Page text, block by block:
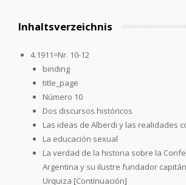
Inhaltsverzeichnis
4.1911=Nr. 10-12
binding
title_page
Número 10
Dos discursos históricos
Las ideas de Alberdi y las realidades
La educación sexual
La verdad de la historia sobre la
Argentina y su ilustre fundador capitán
Urquiza [Continuación]